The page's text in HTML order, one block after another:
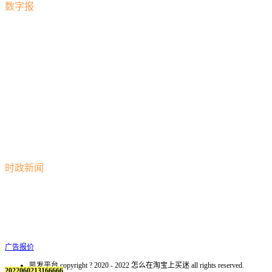
数字报
时政新闻
广告报价
凯发平台 copyright ? 2020 - 2022 怎么在淘宝上买迷 all rights reserved.